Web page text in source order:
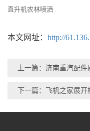
直升机农林喷洒
本文网址： http://